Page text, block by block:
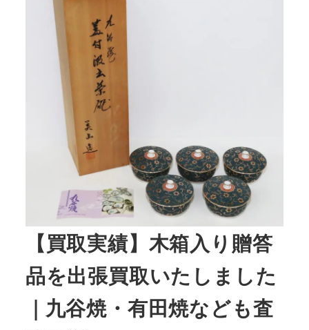
【買取実績】木箱入り贈答
品を出張買取いたしました
｜九谷焼・有田焼なども査